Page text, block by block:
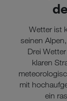
Wetter ist
seinen
Drei
klaren
mit
ein